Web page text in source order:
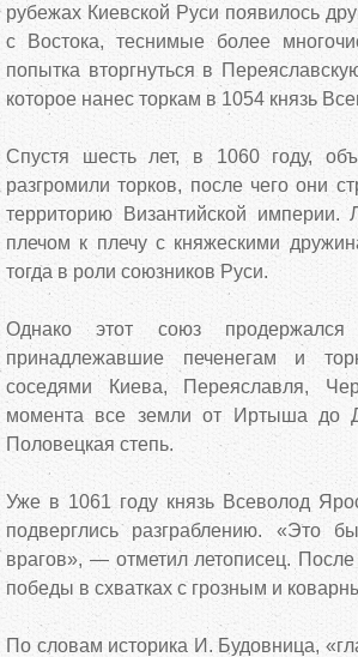
рубежах Киевской Руси появилось
с Востока, теснимые более
попытка вторгнуться в
которое нанес торкам в 1054 князь
Спустя шесть лет, в 1060 году,
разгромили торков, после чего они
территорию Византийской
плечом к плечу с княжескими
тогда в роли союзников Руси.
Однако этот союз
принадлежавшие печенегам и
соседями Киева, Переяславля,
момента все земли от Иртыша до
Половецкая степь.
Уже в 1061 году князь Всеволод
подверглись разграблению. «Это
врагов», — отметил летописец.
победы в схватках с грозным и
По словам историка И. Будовница,